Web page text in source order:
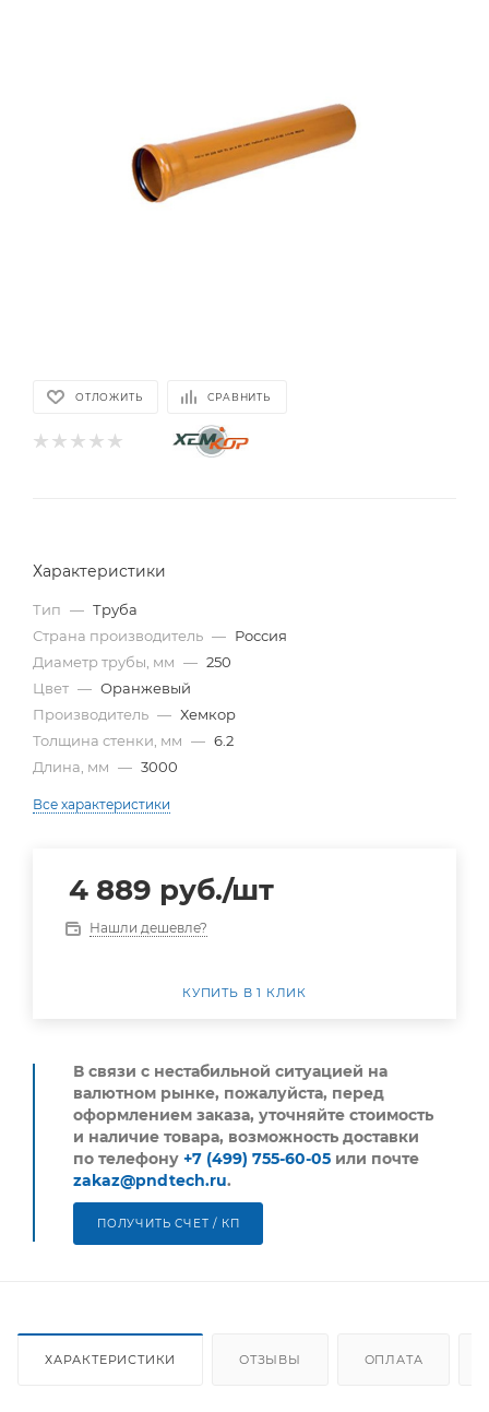
ОТЛОЖИТЬ СРАВНИТЬ
Характеристики
Тип — Труба
Страна производитель — Россия
Диаметр трубы, мм — 250
Цвет — Оранжевый
Производитель — Хемкор
Толщина стенки, мм — 6.2
Длина, мм — 3000
Все характеристики
4 889 руб./шт
Нашли дешевле?
КУПИТЬ В 1 КЛИК
В связи с нестабильной ситуацией на
валютном рынке, пожалуйста, перед
оформлением заказа, уточняйте стоимость
и наличие товара, возможность доставки
по телефону +7 (499) 755-60-05 или почте
zakaz@pndtech.ru.
ПОЛУЧИТЬ СЧЕТ / КП
ХАРАКТЕРИСТИКИ ОТЗЫВЫ ОПЛАТА